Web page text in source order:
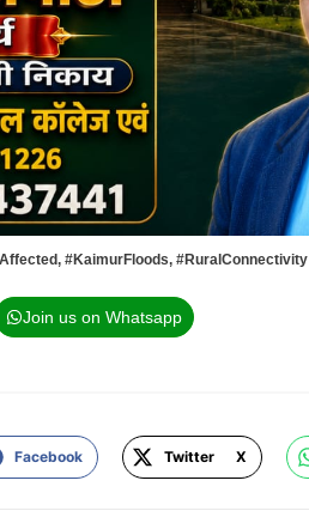
, #KaimurFloods, #RuralConnectivity
Join us on Whatsapp
Facebook Twitter X